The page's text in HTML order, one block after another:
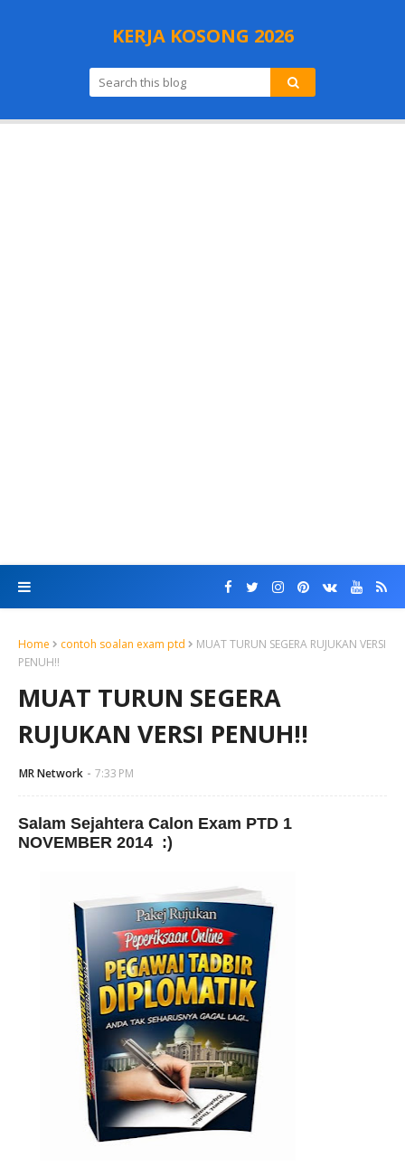
KERJA KOSONG 2026
Home contoh soalan exam ptd
MUAT TURUN SEGERA RUJUKAN VERSI
PENUH!!
MUAT TURUN SEGERA
RUJUKAN VERSI PENUH!!
MR Network 7:33 PM
Salam Sejahtera Calon Exam PTD 1
NOVEMBER 2014 :)